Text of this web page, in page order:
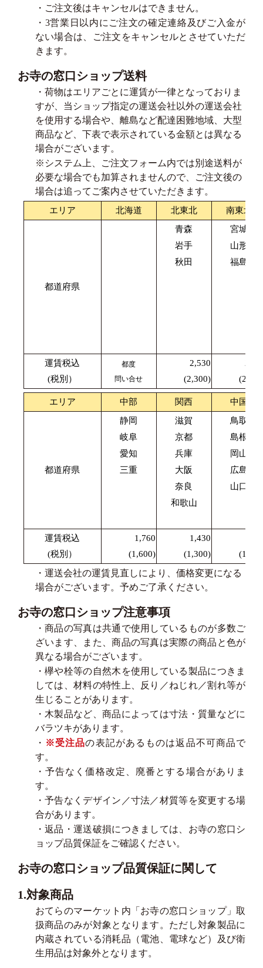
・ご注文後はキャンセルはできません。
・3営業日以内にご注文の確定連絡及びご入金が
ない場合は、ご注文をキャンセルとさせていただ
きます。
お寺の窓口ショップ送料
・荷物はエリアごとに運賃が一律となっておりま
すが、当ショップ指定の運送会社以外の運送会社
を使用する場合や、離島など配達困難地域、大型
商品など、下表で表示されている金額とは異なる
場合がございます。
※システム上、ご注文フォーム内では別途送料が
必要な場合でも加算されませんので、ご注文後の
場合は追ってご案内させていただきます。
エリア 北海道 北東北 南東北
都道府県
青森
岩手
秋田
宮城
山形
福島
運賃税込
(税別）
都度
問い合せ
2,530
(2,300)
エリア 中部 関西 中国
都道府県
静岡
岐阜
愛知
三重
滋賀
京都
兵庫
大阪
奈良
和歌山
鳥取
島根
岡山
広島
山口
運賃税込
(税別）
1,760
(1,600)
1,430
(1,300)
・運送会社の運賃見直しにより、価格変更になる
場合がございます。予めご了承ください。
お寺の窓口ショップ注意事項
・商品の写真は共通で使用しているものが多数ご
ざいます、また、商品の写真は実際の商品と色が
異なる場合がございます。
・欅や栓等の自然木を使用している製品につきま
しては、材料の特性上、反り／ねじれ／割れ等が
生じることがあります。
・木製品など、商品によっては寸法・質量などに
バラツキがあります。
・ ※受注品の表記があるものは返品不可商品で
す。
・予告なく価格改定、廃番とする場合がありま
す。
・予告なくデザイン／寸法／材質等を変更する場
合があります。
・返品・運送破損につきましては、お寺の窓口シ
ョップ品質保証をご確認ください。
お寺の窓口ショップ品質保証に関して
1.対象商品
おてらのマーケット内「お寺の窓口ショップ」取
扱商品のみが対象となります。ただし対象製品に
内蔵されている消耗品（電池、電球など）及び衛
生用品は対象外となります。